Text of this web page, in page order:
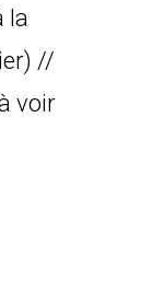
la
//
voir